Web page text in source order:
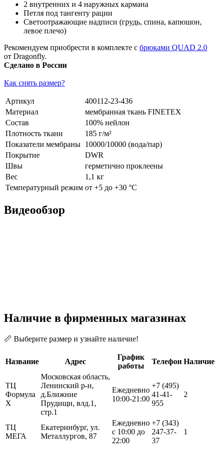
2 внутренних и 4 наружных кармана
Петля под тангенту рации
Светоотражающие надписи (грудь, спина, капюшон,
левое плечо)
Рекомендуем приобрести в комплекте с брюками QUAD 2.0
от Dragonfly.
Сделано в России
Как снять размер?
Артикул
400112-23-436
Материал
мембранная ткань FINETEX
Состав
100% нейлон
Плотность ткани
185 г/м²
Показатели мембраны 10000/10000 (вода/пар)
Покрытие
DWR
Швы
герметично проклеены
Вес
1,1 кг
Температурный режим от +5 до +30 °С
Видеообзор
Наличие в фирменных магазинах
📏 Выберите размер и узнайте наличие!
Название Адрес
График
работы
Телефон Наличие
ТЦ
Формула
Х
Московская область,
Ленинский р-н,
д.Ближние
Прудищи, влд.1,
стр.1
Ежедневно
10:00-21:00
+7 (495)
41-41-
955
2
ТЦ
МЕГА
Екатеринбург, ул.
Металлургов, 87
Ежедневно
с 10:00 до
22:00
+7 (343)
247-37-
37
1